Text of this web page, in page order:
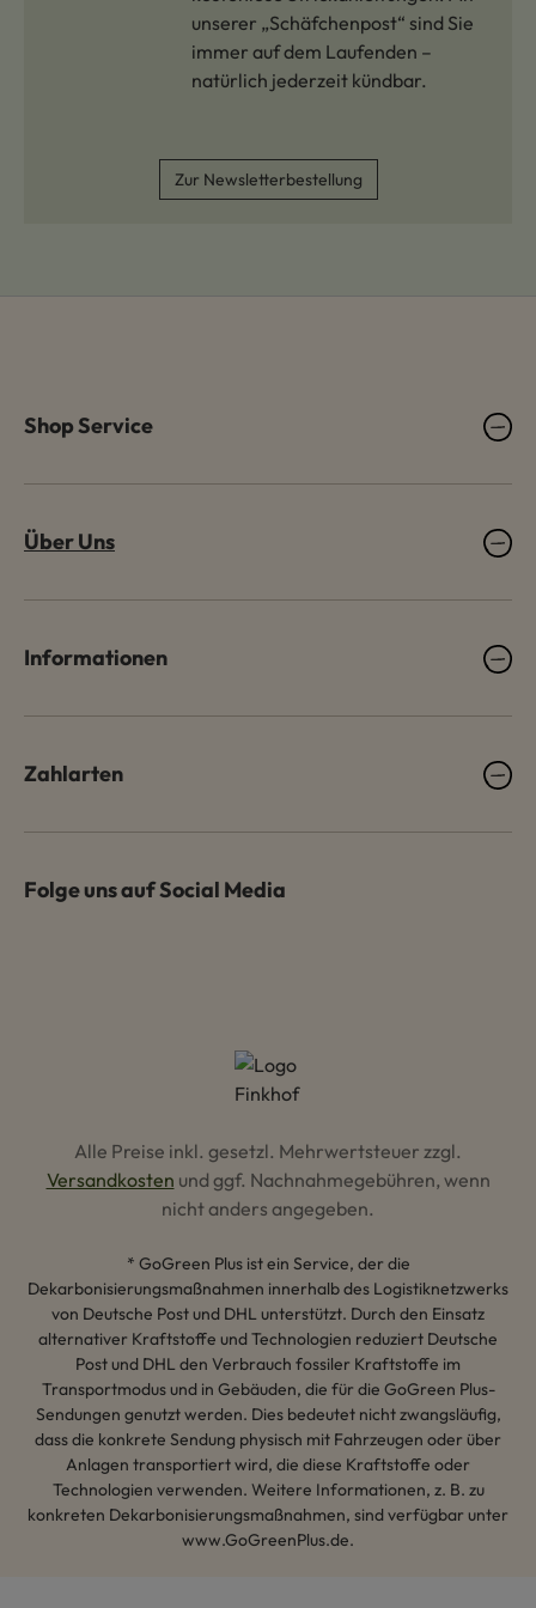
unserer „Schäfchenpost“ sind Sie
immer auf dem Laufenden –
natürlich jederzeit kündbar.
Zur Newsletterbestellung
Shop Service
Über Uns
Informationen
Zahlarten
Folge uns auf Social Media
Alle Preise inkl. gesetzl. Mehrwertsteuer zzgl.
Versandkosten und ggf. Nachnahmegebühren, wenn
nicht anders angegeben.
* GoGreen Plus ist ein Service, der die
Dekarbonisierungsmaßnahmen innerhalb des Logistiknetzwerks
von Deutsche Post und DHL unterstützt. Durch den Einsatz
alternativer Kraftstoffe und Technologien reduziert Deutsche
Post und DHL den Verbrauch fossiler Kraftstoffe im
Transportmodus und in Gebäuden, die für die GoGreen Plus-
Sendungen genutzt werden. Dies bedeutet nicht zwangsläufig,
dass die konkrete Sendung physisch mit Fahrzeugen oder über
Anlagen transportiert wird, die diese Kraftstoffe oder
Technologien verwenden. Weitere Informationen, z. B. zu
konkreten Dekarbonisierungsmaßnahmen, sind verfügbar unter
www.GoGreenPlus.de.